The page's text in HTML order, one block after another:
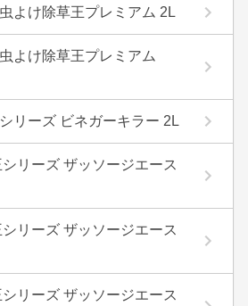
よけ除草王プレミアム 2L
よけ除草王プレミアム
リーズ ビネガーキラー 2L
リーズ ザッソージエース
リーズ ザッソージエース
リーズ ザッソージエース